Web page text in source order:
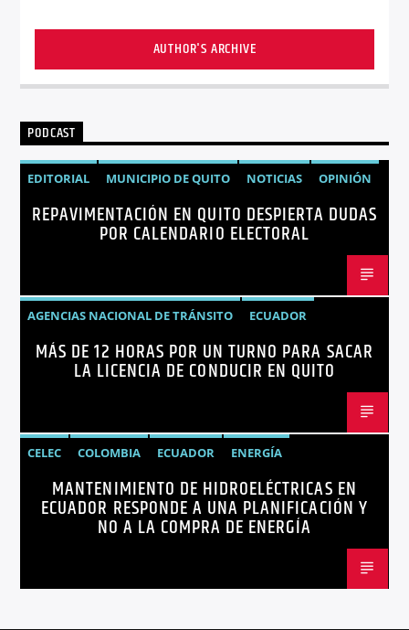
AUTHOR'S ARCHIVE
PODCAST
EDITORIAL MUNICIPIO DE QUITO NOTICIAS
OPINIÓN
QUITO
REPAVIMENTACIÓN
REPAVIMENTACIÓN EN QUITO DESPIERTA DUDAS
POR CALENDARIO ELECTORAL
AGENCIAS NACIONAL DE TRÁNSITO
ECUADOR
LICENCIAS
NOTICIAS
MÁS DE 12 HORAS POR UN TURNO PARA SACAR
LA LICENCIA DE CONDUCIR EN QUITO
CELEC COLOMBIA ECUADOR
ENERGÍA
HIDROELÉCTRICAS
NOTICIAS
MANTENIMIENTO DE HIDROELÉCTRICAS EN
ECUADOR RESPONDE A UNA PLANIFICACIÓN Y
NO A LA COMPRA DE ENERGÍA